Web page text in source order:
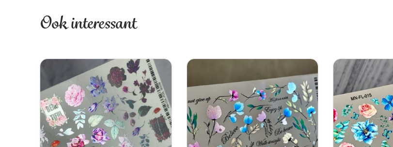
gewenste
Bij de 3D
penseel
effect
Ook interessant